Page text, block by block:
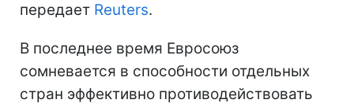
передает Reuters.
В последнее время Евросоюз
сомневается в способности отдельных
стран эффективно противодействовать